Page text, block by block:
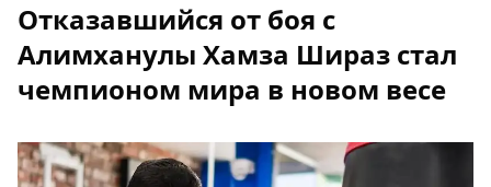
Отказавшийся от боя с
Алимханулы Хамза Шираз стал
чемпионом мира в новом весе